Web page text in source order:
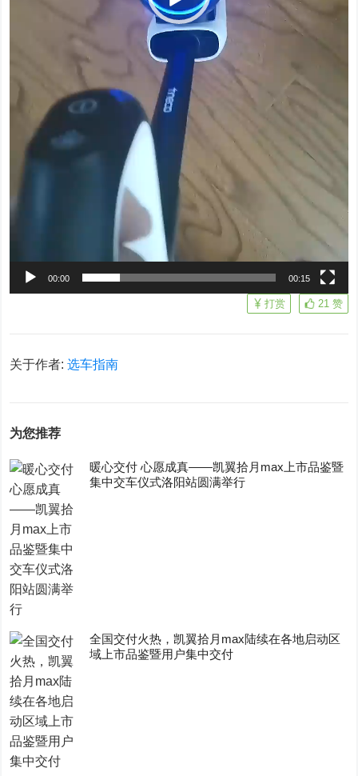
00:00 00:15
21 赞
打赏
关于作者:选车指南
为您推荐
暖心交付 心愿成真——凯翼拾月max上市品鉴暨
集中交车仪式洛阳站圆满举行
全国交付火热，凯翼拾月max陆续在各地启动区
域上市品鉴暨用户集中交付